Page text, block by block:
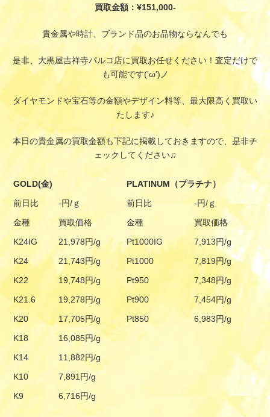
買取金額：¥151,000-
貴金属や時計、ブランド品のお品物ならなんでも
是非、大黒屋吉祥寺パルコ店に買取お任せください！査定だけで
も可能です('ω')ノ
ダイヤモンドや宝石等の金額やデザイン料等、最大限高く買取い
たします♪
本日の貴金属の買取金額も下記に掲載しておきますので、是非チ
ェックしてください♫
GOLD(金)
PLATINUM（プラチナ）
前日比
-円/ｇ 前日比
-円/ｇ
金種
買取価格 金種
買取価格
K24IG
21,978円/g Pt1000IG
7,913円/g
K24
21,743円/g Pt1000
7,819円/g
K22
19,748円/g Pt950
7,348円/g
K21.6
19,278円/g Pt900
7,454円/g
K20
17,705円/g Pt850
6,983円/g
K18
16,085円/g
K14
11,882円/g
K10
7,891円/g
K9
6,716円/g